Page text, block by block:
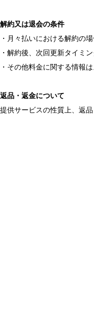
解約又は退会の条件
・月々払いにおける解約の
・解約後、次回更新タイミ
・その他料金に関する情報
返品・返金について
提供サービスの性質上、返